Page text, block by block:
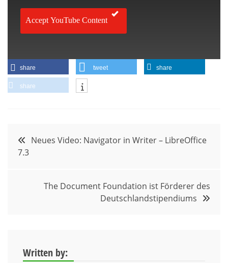
Accept YouTube Content
share tweet share
share
Beitragsnavigation
Neues Video: Navigator in Writer – LibreOffice
7.3
The Document Foundation ist Förderer des
Deutschlandstipendiums
Written by: